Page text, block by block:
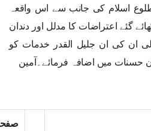
اسلام کی جانب سے اس واقعہ
گئے اعتراضات کا مدلل اور دندان
ان کی ان جلیل القدر خدمات کو
حسنات میں اضافہ فرمائے۔آمین